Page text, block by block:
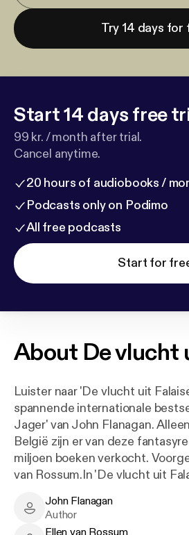
Try 14 days for
Start 14 days free
99 kr. / month after trial.
Cancel anytime.
20 hours of audiobooks /
Podcasts only on Podimo
All free podcasts
Start for
About De vlucht
Luister naar 'De vlucht uit
spannende internationale
Jager' van John Flanagan.
België zijn er van deze
miljoen boeken verkocht.
van Rossum.In 'De vlucht uit
cliffhanger van boek 15 ('De
Maddie zijn gevangenen van
John Flanagan - Author
John Flanagan
Author
Ellen van Rossum